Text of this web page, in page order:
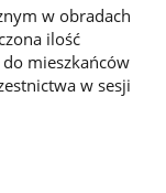
w obradach
ilość
mieszkańców
w sesji